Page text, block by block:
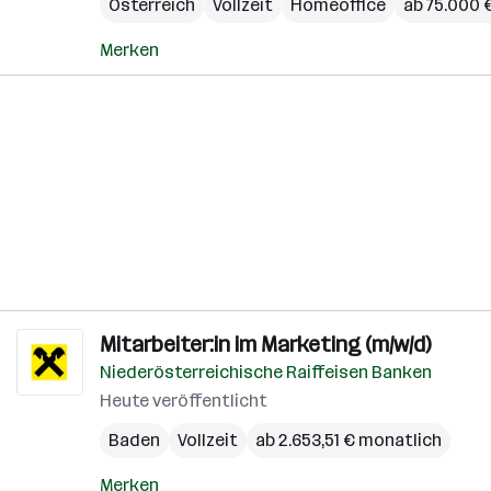
Österreich
Vollzeit Homeoffice ab 75.000
Merken
Mitarbeiter:in im Marketing (m/w/d)
Niederösterreichische Raiffeisen Banken
Heute veröffentlicht
Baden
Vollzeit ab 2.653,51 € monatlich
Merken